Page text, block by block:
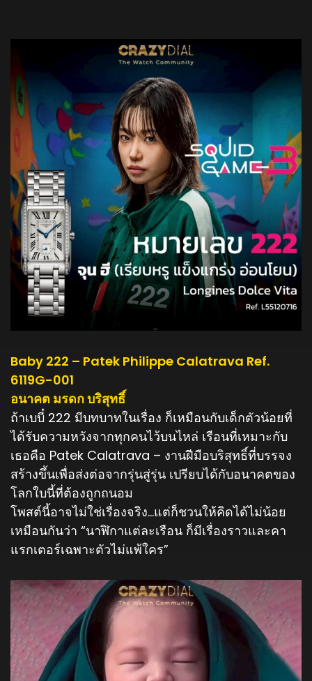
Baby 222 – Patek Philippe Calatrava Ref.
6119G-001
อนาคต มรดก บริสุทธิ์
ถ้าเบบี๋ 222 มีบทบาทในเรื่อง ก็เหมือนกับเด็กตัวน้อยที่
ได้รับความหวังจากทุกคนไว้บนไหล่ เรือนที่เหมาะกับ
เธอคือ Patek Calatrava – งานฝีมือบริสุทธิ์ที่บรรจง
สร้างขึ้นเพื่อส่งต่อจากรุ่นสู่รุ่น เปรียบได้กับอนาคตของ
โลกใบนี้ที่ต้องถูกถนอม
โพสต์นี้อาจไม่ใช่เรื่องจริง…แต่ก็ชวนให้คิดได้ไม่น้อย
เหมือนกันว่า “นาฬิกาแต่ละเรือน ก็มีเรื่องราวและคา
แรกเตอร์เฉพาะตัวไม่แพ้ใคร”